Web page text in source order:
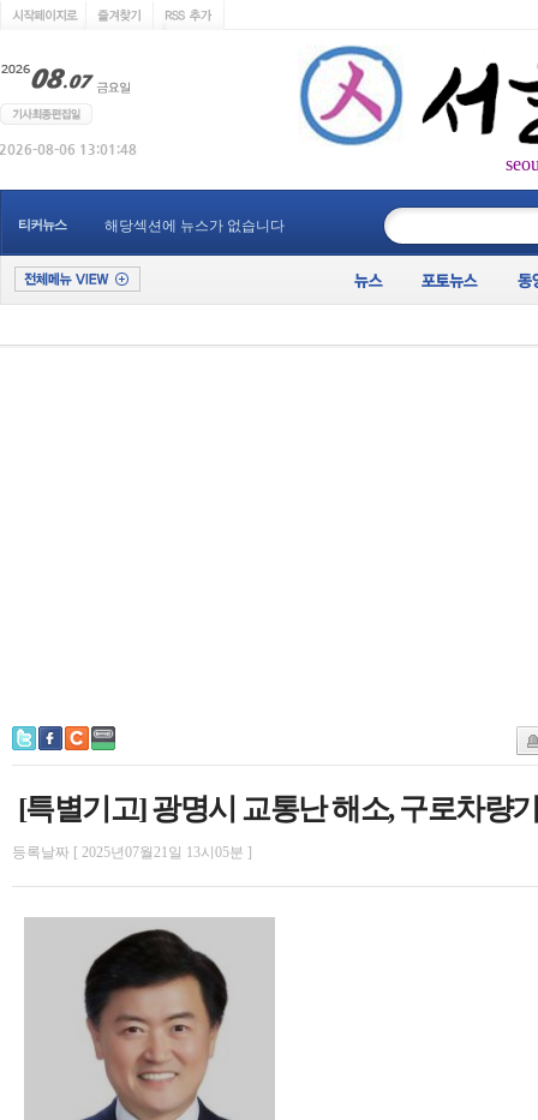
티커뉴스 해당섹션에 뉴스가 없습니다
[특별기고] 광명시 교통난 해소, 구로차량
등록날짜 [ 2025년07월21일 13시05분 ]